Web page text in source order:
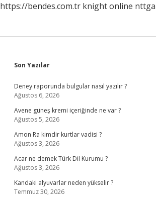
https://bendes.com.tr knight online
Sidebar
Son Yazılar
Deney raporunda bulgular nasıl yazılır ?
Ağustos 6, 2026
Avene güneş kremi içeriğinde ne var ?
Ağustos 5, 2026
Amon Ra kimdir kurtlar vadisi ?
Ağustos 3, 2026
Acar ne demek Türk Dil Kurumu ?
Ağustos 3, 2026
Kandaki alyuvarlar neden yükselir ?
Temmuz 30, 2026